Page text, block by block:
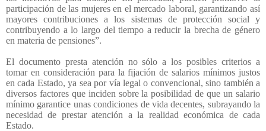
participación de las mujeres en el mercado laboral, garantizando así
mayores contribuciones a los sistemas de protección social y
contribuyendo a lo largo del tiempo a reducir la brecha de género
en materia de pensiones”.
El documento presta atención no sólo a los posibles criterios a
tomar en consideración para la fijación de salarios mínimos justos
en cada Estado, ya sea por vía legal o convencional, sino también a
diversos factores que inciden sobre la posibilidad de que un salario
mínimo garantice unas condiciones de vida decentes, subrayando la
necesidad de prestar atención a la realidad económica de cada
Estado.